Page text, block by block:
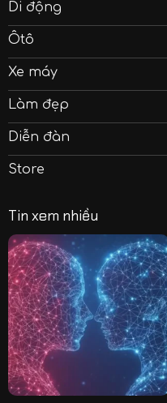
Di động
Ôtô
Xe máy
Làm đẹp
Diễn đàn
Store
Tin xem nhiều